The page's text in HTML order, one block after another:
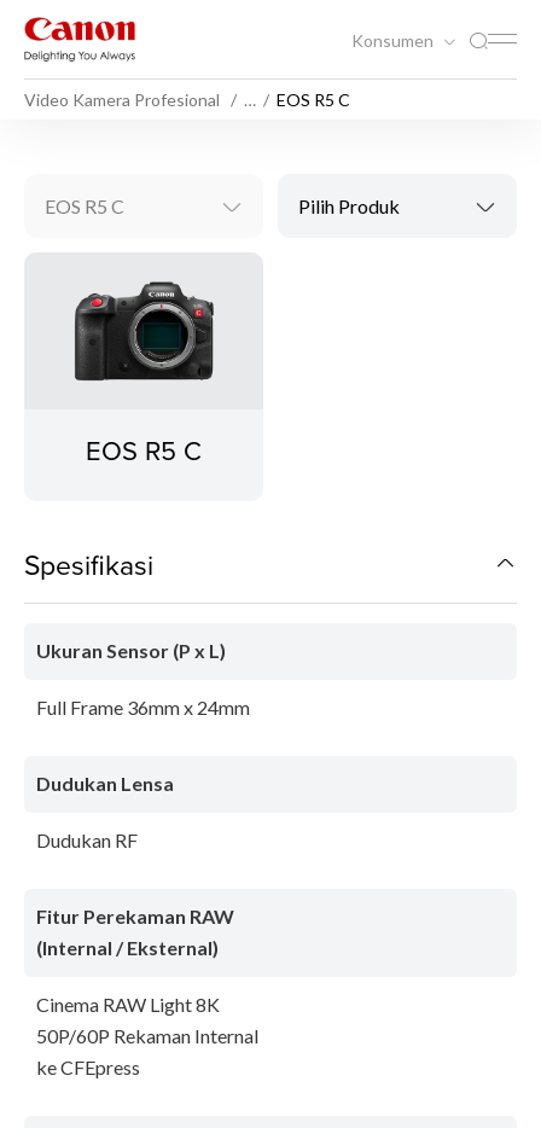
Konsumen
Video Kamera Profesional … EOS R5 C
EOS R5 C Pilih Produk
EOS R5 C
Spesifikasi
Ukuran Sensor (P x L)
Full Frame 36mm x 24mm
Dudukan Lensa
Dudukan RF
Fitur Perekaman RAW
(Internal / Eksternal)
Cinema RAW Light 8K
50P/60P Rekaman Internal
ke CFEpress